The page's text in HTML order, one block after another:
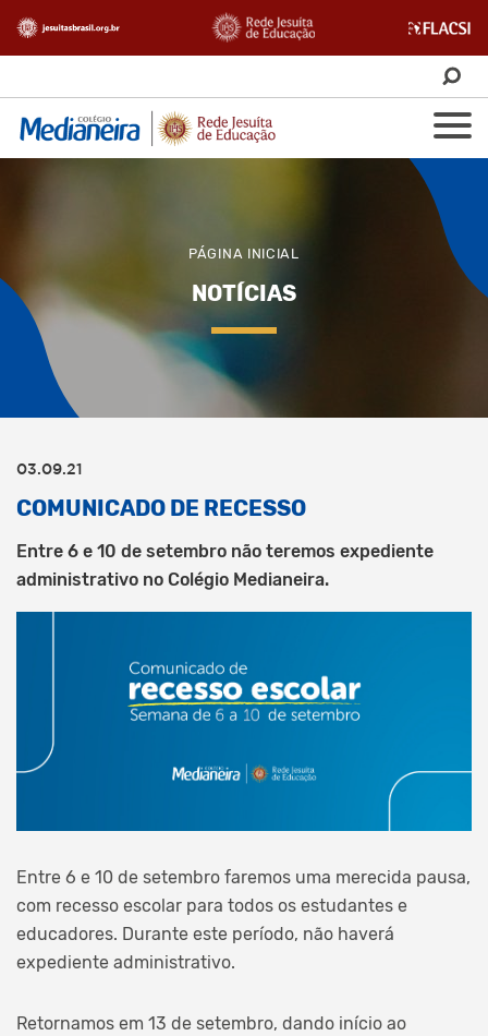
PÁGINA INICIAL
NOTÍCIAS
03.09.21
COMUNICADO DE RECESSO
Entre 6 e 10 de setembro não teremos expediente
administrativo no Colégio Medianeira.
Entre 6 e 10 de setembro faremos uma merecida pausa,
com recesso escolar para todos os estudantes e
educadores. Durante este período, não haverá
expediente administrativo.
Retornamos em 13 de setembro, dando início ao